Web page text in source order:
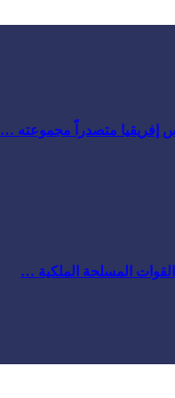
إفريقيا متصدراً مجموعته …
المسلحة الملكية …